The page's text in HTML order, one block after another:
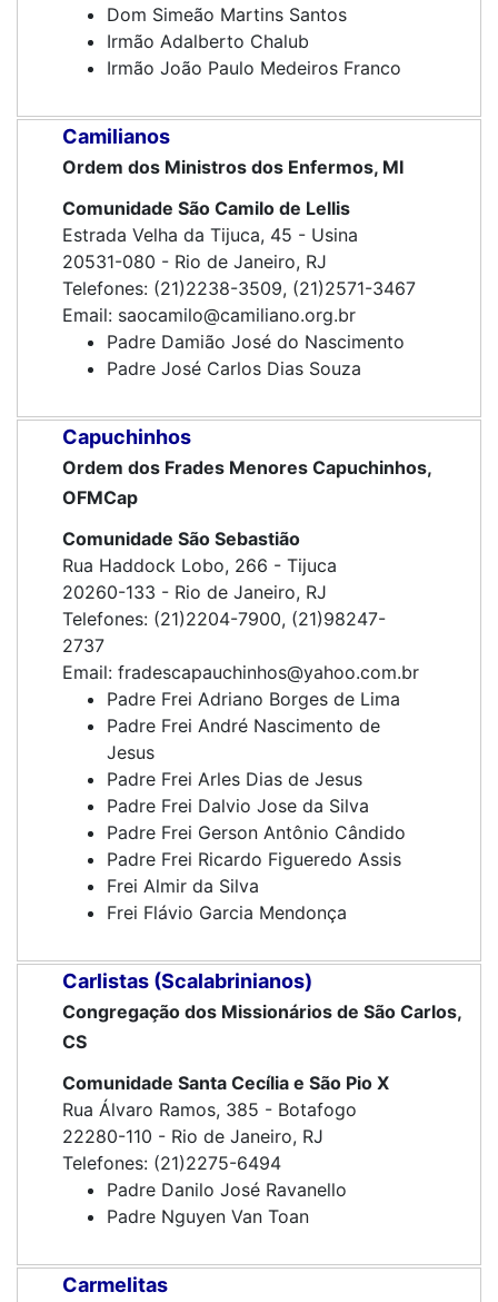
Dom Simeão Martins Santos
Irmão Adalberto Chalub
Irmão João Paulo Medeiros Franco
Camilianos
Ordem dos Ministros dos Enfermos, MI
Comunidade São Camilo de Lellis
Estrada Velha da Tijuca, 45 - Usina
20531-080 - Rio de Janeiro, RJ
Telefones: (21)2238-3509, (21)2571-3467
Email: saocamilo@camiliano.org.br
Padre Damião José do Nascimento
Padre José Carlos Dias Souza
Capuchinhos
Ordem dos Frades Menores Capuchinhos,
OFMCap
Comunidade São Sebastião
Rua Haddock Lobo, 266 - Tijuca
20260-133 - Rio de Janeiro, RJ
Telefones: (21)2204-7900, (21)98247-
2737
Email: fradescapauchinhos@yahoo.com.br
Padre Frei Adriano Borges de Lima
Padre Frei André Nascimento de
Jesus
Padre Frei Arles Dias de Jesus
Padre Frei Dalvio Jose da Silva
Padre Frei Gerson Antônio Cândido
Padre Frei Ricardo Figueredo Assis
Frei Almir da Silva
Frei Flávio Garcia Mendonça
Carlistas (Scalabrinianos)
Congregação dos Missionários de São Carlos,
CS
Comunidade Santa Cecília e São Pio X
Rua Álvaro Ramos, 385 - Botafogo
22280-110 - Rio de Janeiro, RJ
Telefones: (21)2275-6494
Padre Danilo José Ravanello
Padre Nguyen Van Toan
Carmelitas